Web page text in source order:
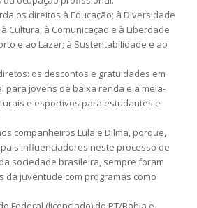
os direitos à Educação; à Diversidade
Cultura; à Comunicação e à Liberdade
e ao Lazer; à Sustentabilidade e ao
os descontos e gratuidades em
para jovens de baixa renda e a meia-
e esportivos para estudantes e
companheiros Lula e Dilma, porque,
influenciadores neste processo de
sociedade brasileira, sempre foram
juventude com programas como